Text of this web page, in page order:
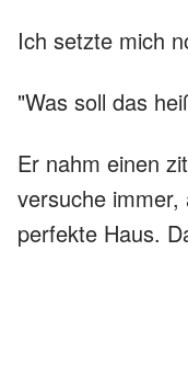
Ich setzte mich
"Was soll das
Er nahm einen
versuche
perfekte Haus.